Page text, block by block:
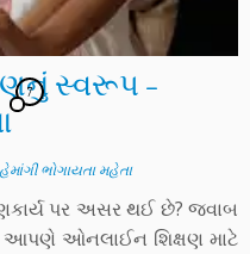
સ્વરૂપ –
7
હેમાંગી ભોગાયતા મહેતા
પર અસર થઈ છે? જવાબ
આપણે ઓનલાઈન શિક્ષણ માટે